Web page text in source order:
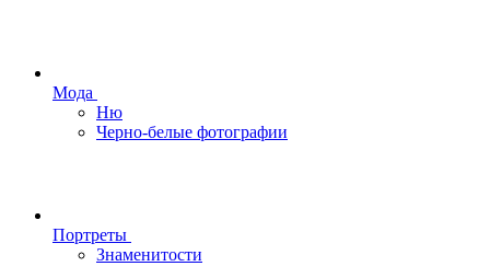
Мода
Ню
Черно-белые фотографии
Портреты
Знаменитости